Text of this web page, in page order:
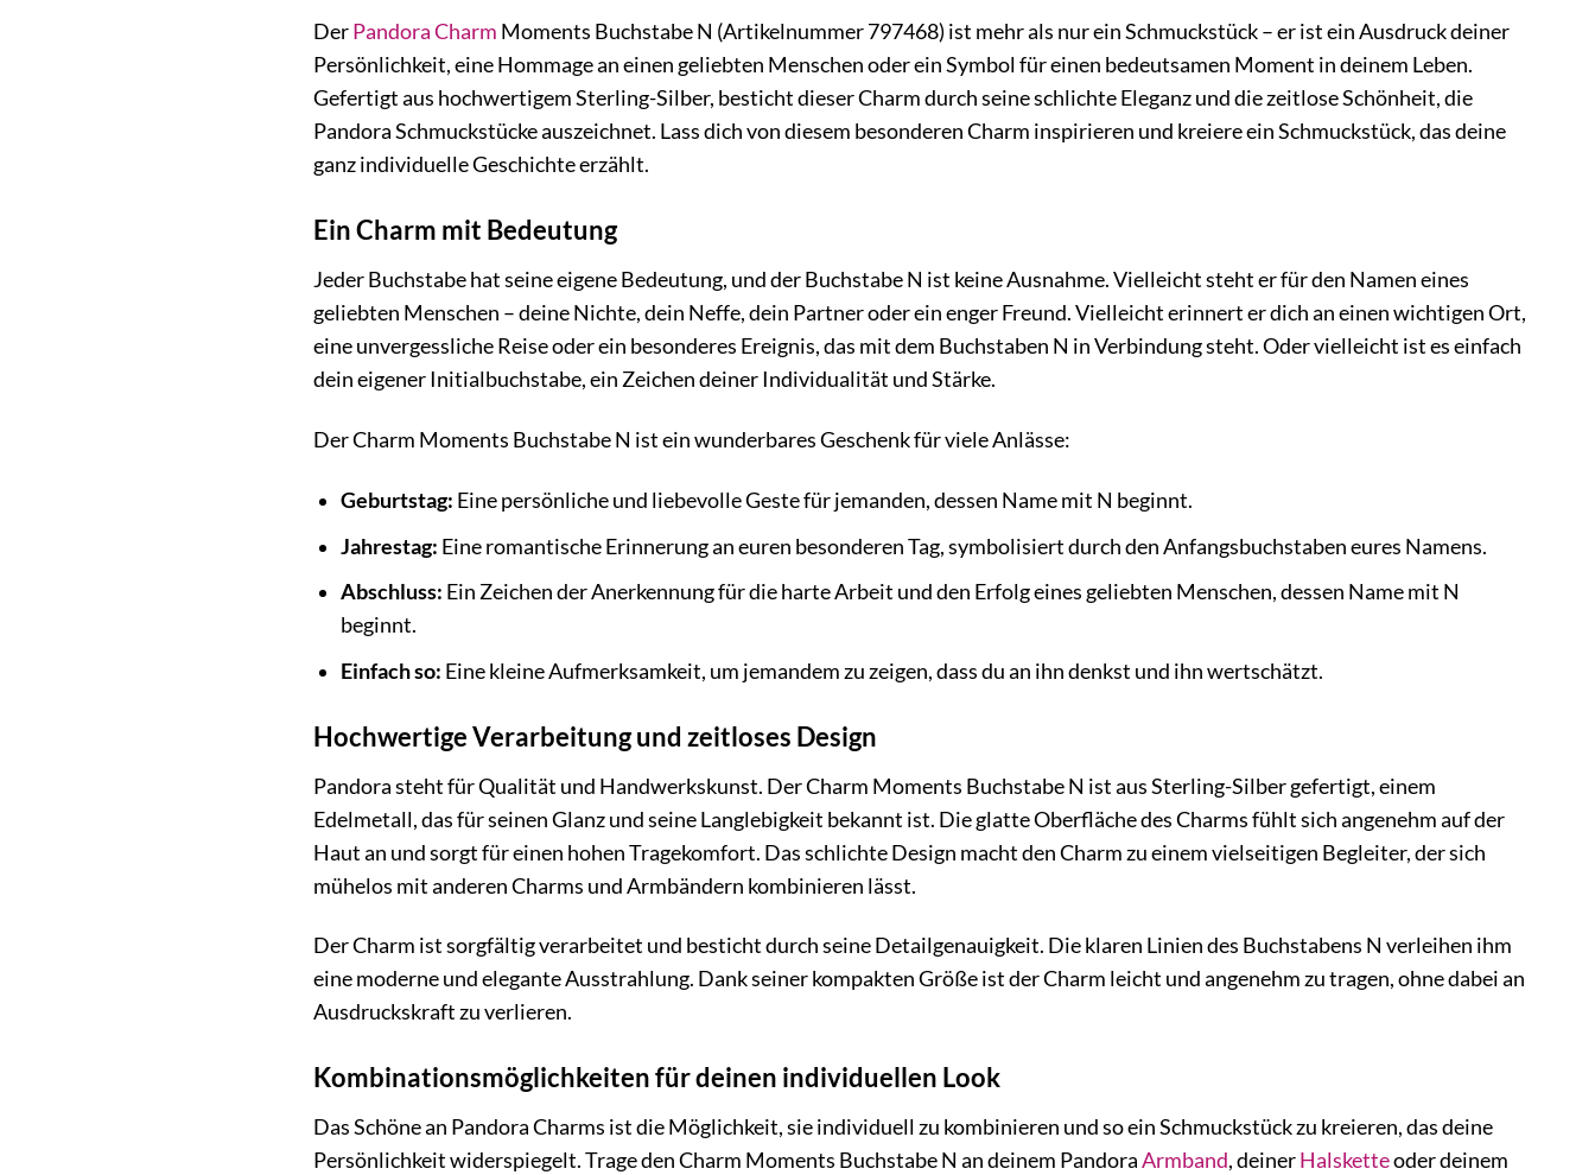
DerPandoraCharm Moments Buchstabe N (Artikelnummer 797468) ist mehr als nur ein Schmuckstück – er ist ein Ausdruck deiner
Persönlichkeit, eine Hommage an einen geliebten Menschen oder ein Symbol für einen bedeutsamen Moment in deinem Leben.
Gefertigt aus hochwertigem Sterling-Silber, besticht dieser Charm durch seine schlichte Eleganz und die zeitlose Schönheit, die
Pandora Schmuckstücke auszeichnet. Lass dich von diesem besonderen Charm inspirieren und kreiere ein Schmuckstück, das deine
ganz individuelle Geschichte erzählt.
Ein Charm mit Bedeutung
Jeder Buchstabe hat seine eigene Bedeutung, und der Buchstabe N ist keine Ausnahme. Vielleicht steht er für den Namen eines
geliebten Menschen – deine Nichte, dein Neffe, dein Partner oder ein enger Freund. Vielleicht erinnert er dich an einen wichtigen Ort,
eine unvergessliche Reise oder ein besonderes Ereignis, das mit dem Buchstaben N in Verbindung steht. Oder vielleicht ist es einfach
dein eigener Initialbuchstabe, ein Zeichen deiner Individualität und Stärke.
Der Charm Moments Buchstabe N ist ein wunderbares Geschenk für viele Anlässe:
Geburtstag: Eine persönliche und liebevolle Geste für jemanden, dessen Name mit N beginnt.
Jahrestag: Eine romantische Erinnerung an euren besonderen Tag, symbolisiert durch den Anfangsbuchstaben eures Namens.
Abschluss: Ein Zeichen der Anerkennung für die harte Arbeit und den Erfolg eines geliebten Menschen, dessen Name mit N
beginnt.
Einfach so: Eine kleine Aufmerksamkeit, um jemandem zu zeigen, dass du an ihn denkst und ihn wertschätzt.
Hochwertige Verarbeitung und zeitloses Design
Pandora steht für Qualität und Handwerkskunst. Der Charm Moments Buchstabe N ist aus Sterling-Silber gefertigt, einem
Edelmetall, das für seinen Glanz und seine Langlebigkeit bekannt ist. Die glatte Oberfläche des Charms fühlt sich angenehm auf der
Haut an und sorgt für einen hohen Tragekomfort. Das schlichte Design macht den Charm zu einem vielseitigen Begleiter, der sich
mühelos mit anderen Charms und Armbändern kombinieren lässt.
Der Charm ist sorgfältig verarbeitet und besticht durch seine Detailgenauigkeit. Die klaren Linien des Buchstabens N verleihen ihm
eine moderne und elegante Ausstrahlung. Dank seiner kompakten Größe ist der Charm leicht und angenehm zu tragen, ohne dabei an
Ausdruckskraft zu verlieren.
Kombinationsmöglichkeiten für deinen individuellen Look
Das Schöne an Pandora Charms ist die Möglichkeit, sie individuell zu kombinieren und so ein Schmuckstück zu kreieren, das deine
Persönlichkeit widerspiegelt. Trage den Charm Moments Buchstabe N an deinem PandoraArmband, deinerHalsketteoder deinem